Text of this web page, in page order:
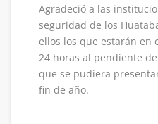
Agradeció a las
seguridad de los
ellos los que estarán en
24 horas al pendiente
que se pudiera
fin de año.